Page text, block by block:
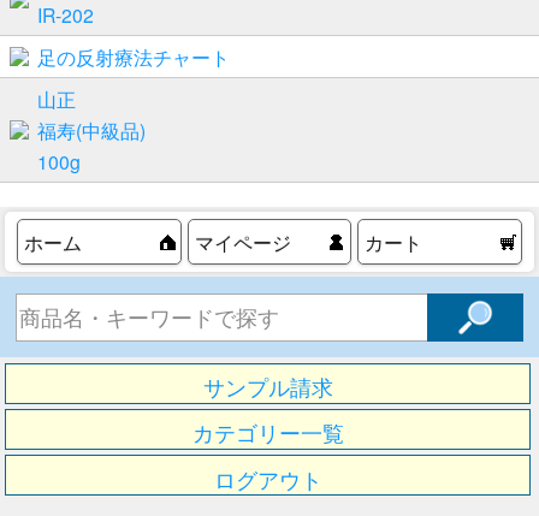
IR-202
足の反射療法チャート
山正
福寿(中級品)
100g
ホーム マイページ カート
サンプル請求
カテゴリー一覧
ログアウト